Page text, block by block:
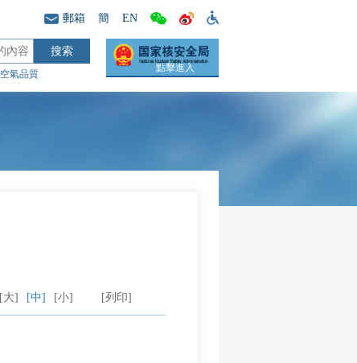
郵箱 簡 EN
空氣品質
點擊進入
[列印]
[大] [中] [小]